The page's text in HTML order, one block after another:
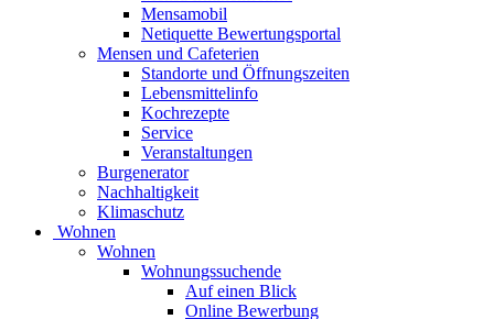
Mensamobil
Netiquette Bewertungsportal
Mensen und Cafeterien
Standorte und Öffnungszeiten
Lebensmittelinfo
Kochrezepte
Service
Veranstaltungen
Burgenerator
Nachhaltigkeit
Klimaschutz
Wohnen
Wohnen
Wohnungssuchende
Auf einen Blick
Online Bewerbung